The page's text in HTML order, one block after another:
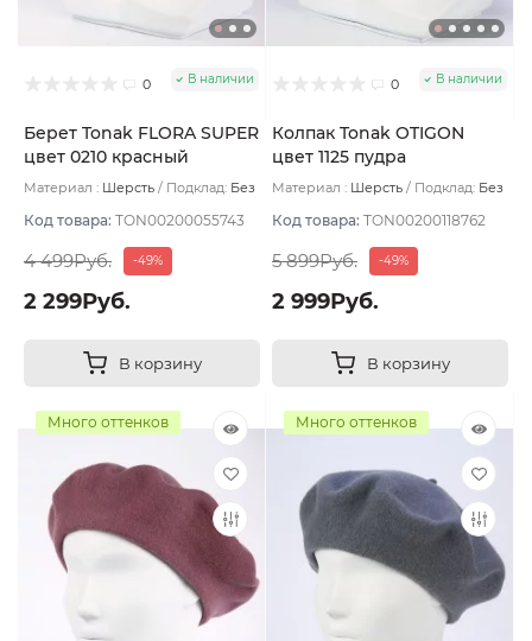
0 В наличии
Берет Tonak FLORA SUPER
цвет 0210 красный
Материал : Шерсть Подклад: Без
Код товара: TON00200055743
4 499Руб. -49%
2 299Руб.
В корзину
0 В наличии
Колпак Tonak OTIGON
цвет 1125 пудра
Материал : Шерсть Подклад: Без
Код товара: TON00200118762
5 899Руб. -49%
2 999Руб.
В корзину
Много оттенков Много оттенков